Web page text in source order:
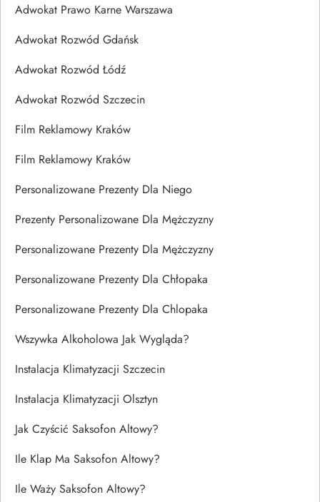
Adwokat Prawo Karne Warszawa
Adwokat Rozwód Gdańsk
Adwokat Rozwód Łódź
Adwokat Rozwód Szczecin
Film Reklamowy Kraków
Film Reklamowy Kraków
Personalizowane Prezenty Dla Niego
Prezenty Personalizowane Dla Mężczyzny
Personalizowane Prezenty Dla Mężczyzny
Personalizowane Prezenty Dla Chłopaka
Personalizowane Prezenty Dla Chlopaka
Wszywka Alkoholowa Jak Wygląda?
Instalacja Klimatyzacji Szczecin
Instalacja Klimatyzacji Olsztyn
Jak Czyścić Saksofon Altowy?
Ile Klap Ma Saksofon Altowy?
Ile Waży Saksofon Altowy?